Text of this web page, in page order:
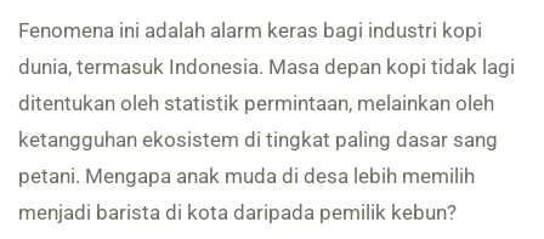
Fenomena ini adalah alarm keras bagi industri kopi
dunia, termasuk Indonesia. Masa depan kopi tidak lagi
ditentukan oleh statistik permintaan, melainkan oleh
ketangguhan ekosistem di tingkat paling dasar sang
petani. Mengapa anak muda di desa lebih memilih
menjadi barista di kota daripada pemilik kebun?